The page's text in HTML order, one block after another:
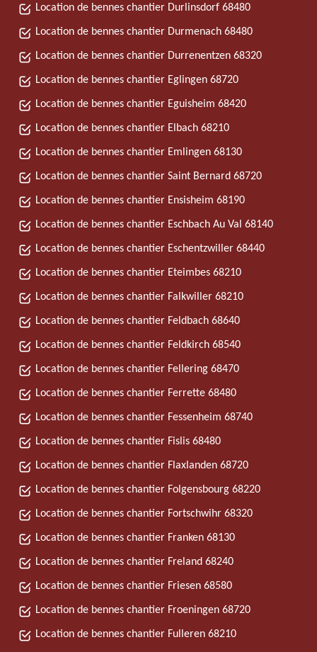
Location de bennes chantier Durlinsdorf 68480
Location de bennes chantier Durmenach 68480
Location de bennes chantier Durrenentzen 68320
Location de bennes chantier Eglingen 68720
Location de bennes chantier Eguisheim 68420
Location de bennes chantier Elbach 68210
Location de bennes chantier Emlingen 68130
Location de bennes chantier Saint Bernard 68720
Location de bennes chantier Ensisheim 68190
Location de bennes chantier Eschbach Au Val 68140
Location de bennes chantier Eschentzwiller 68440
Location de bennes chantier Eteimbes 68210
Location de bennes chantier Falkwiller 68210
Location de bennes chantier Feldbach 68640
Location de bennes chantier Feldkirch 68540
Location de bennes chantier Fellering 68470
Location de bennes chantier Ferrette 68480
Location de bennes chantier Fessenheim 68740
Location de bennes chantier Fislis 68480
Location de bennes chantier Flaxlanden 68720
Location de bennes chantier Folgensbourg 68220
Location de bennes chantier Fortschwihr 68320
Location de bennes chantier Franken 68130
Location de bennes chantier Freland 68240
Location de bennes chantier Friesen 68580
Location de bennes chantier Froeningen 68720
Location de bennes chantier Fulleren 68210